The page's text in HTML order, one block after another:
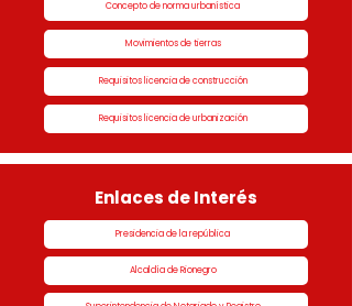
Concepto de norma urbanística
Movimientos de tierras
Requisitos licencia de construcción
Requisitos licencia de urbanización
Enlaces de Interés
Presidencia de la república
Alcaldía de Rionegro